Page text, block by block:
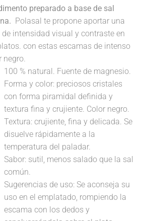
preparado a base de sal
Polasal te propone aportar una
de intensidad visual y contraste en
con estas escamas de intenso
negro.
100 % natural. Fuente de magnesio.
Forma y color: preciosos cristales
con forma piramidal definida y
textura fina y crujiente. Color negro.
Textura: crujiente, fina y delicada. Se
disuelve rápidamente a la
temperatura del paladar.
Sabor: sutil, menos salado que la sal
común.
Sugerencias de uso: Se aconseja su
uso en el emplatado, rompiendo la
escama con los dedos y